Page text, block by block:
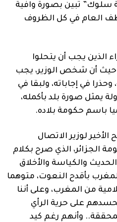
سلوك” تبين بصورة وافية
العام في كل الظروف
الذين يجب أن يتحلوا
حيث أن شخص الوزير، يجب
في إجاباته، ولبقا في
يمثل صورة بلد بأكمله،
باسم حكومة بلاده.
لوزير الاتصال
الجزائر، الذي صرح بكلام
والكياسة والأخلاق
بأقدح النعوت، متوهما
من المغرب، وعلى أننا
على حرية الرأي
وأنهم رغم كيد